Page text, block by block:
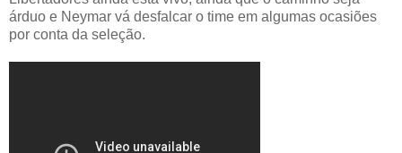
árduo e Neymar vá desfalcar o time em algumas ocasiões
por conta da seleção.